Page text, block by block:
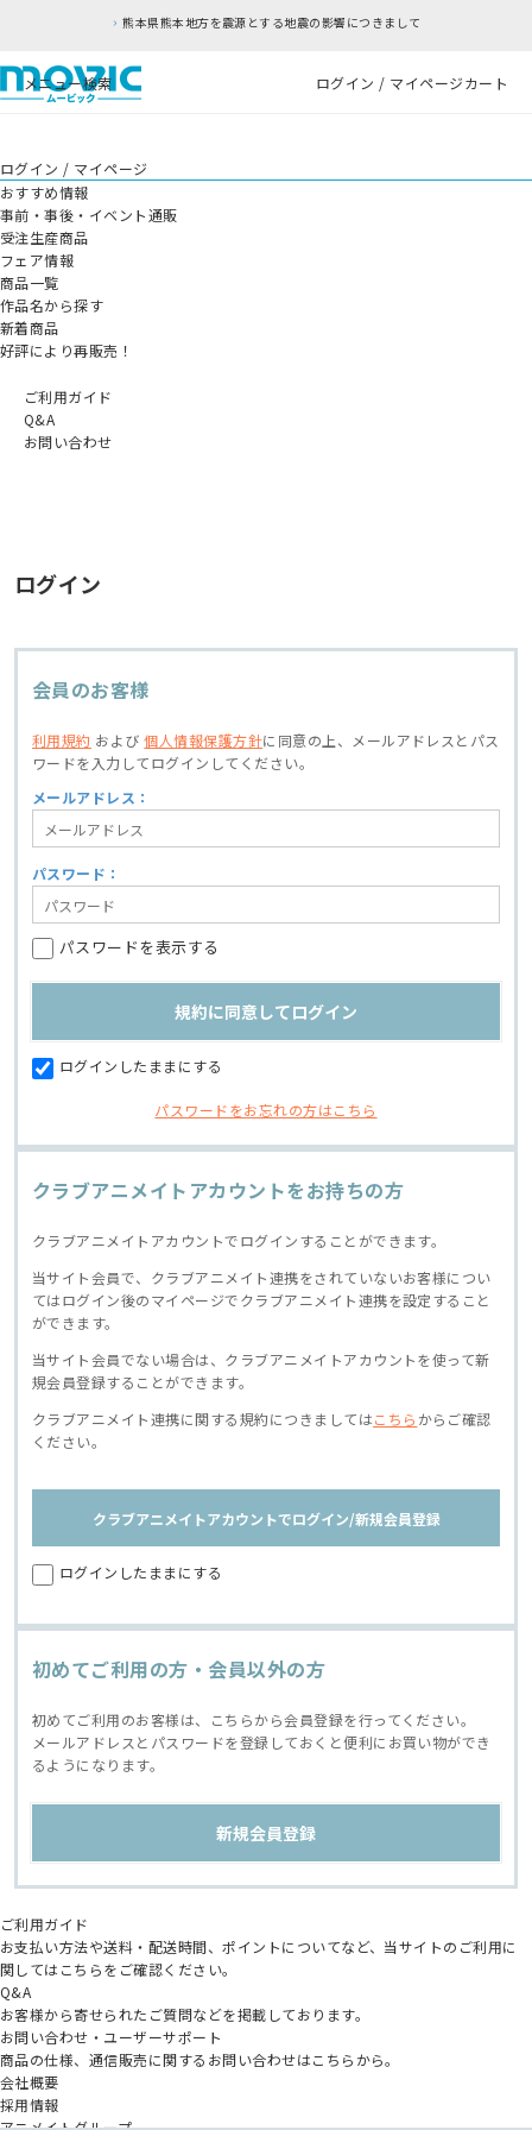
熊本県熊本地方を震源とする地震の影響につきまして
メニュー検索 ログイン / マイページカート
ログイン / マイページ
おすすめ情報
事前・事後・イベント通販
受注生産商品
フェア情報
商品一覧
作品名から探す
新着商品
好評により再販売！
ご利用ガイド
Q&A
お問い合わせ
ログイン
会員のお客様
利用規約 および個人情報保護方針に同意の上、
メールアドレスとパス
ワードを入力してログインしてください。
メールアドレス：
パスワード：
パスワードを表示する
ログインしたままにする
パスワードをお忘れの方はこちら
クラブアニメイトアカウントをお持ちの方
クラブアニメイトアカウントでログインすることができます。
当サイト会員で、クラブアニメイト連携をされていないお客様につい
てはログイン後のマイページでクラブアニメイト連携を設定すること
ができます。
当サイト会員でない場合は、クラブアニメイトアカウントを使って新
規会員登録することができます。
クラブアニメイト連携に関する規約につきましてはこちら からご確認
ください。
クラブアニメイトアカウントでログイン/新規会員登録
ログインしたままにする
初めてご利用の方・会員以外の方
初めてご利用のお客様は、こちらから会員登録を行ってください。
メールアドレスとパスワードを登録しておくと便利にお買い物ができ
るようになります。
ご利用ガイド
お支払い方法や送料・配送時間、ポイントについてなど、当サイトのご利用に
関してはこちらをご確認ください。
Q&A
お客様から寄せられたご質問などを掲載しております。
お問い合わせ・ユーザーサポート
商品の仕様、通信販売に関するお問い合わせはこちらから。
会社概要
採用情報